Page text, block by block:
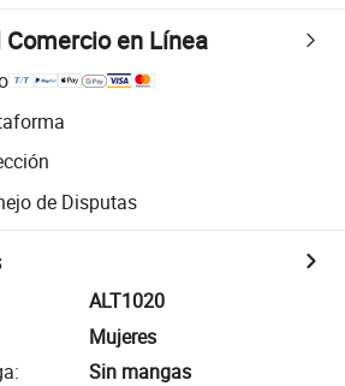
en Línea
de Disputas
ALT1020
Mujeres
:
Sin mangas